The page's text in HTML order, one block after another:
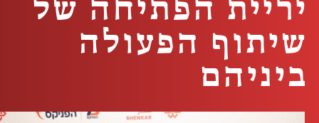
יריית הפתיחה של
שיתוף הפעולה
ביניהם